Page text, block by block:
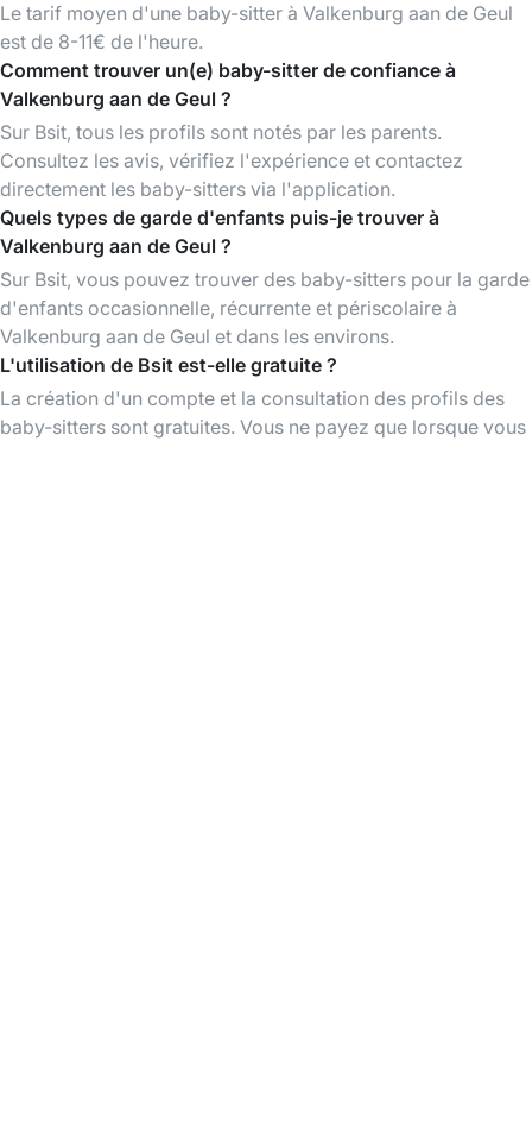
Le tarif moyen d'une baby-sitter à Valkenburg aan de Geul
est de 8-11€ de l'heure.
Comment trouver un(e) baby-sitter de confiance à
Valkenburg aan de Geul ?
Sur Bsit, tous les profils sont notés par les parents.
Consultez les avis, vérifiez l'expérience et contactez
directement les baby-sitters via l'application.
Quels types de garde d'enfants puis-je trouver à
Valkenburg aan de Geul ?
Sur Bsit, vous pouvez trouver des baby-sitters pour la garde
d'enfants occasionnelle, récurrente et périscolaire à
Valkenburg aan de Geul et dans les environs.
L'utilisation de Bsit est-elle gratuite ?
La création d'un compte et la consultation des profils des
baby-sitters sont gratuites. Vous ne payez que lorsque vous